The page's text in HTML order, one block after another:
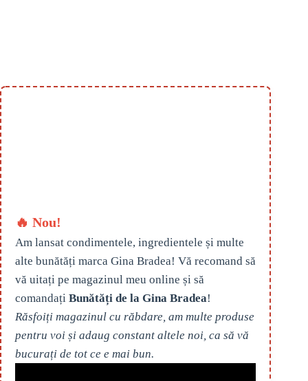
🔥 Nou!
Am lansat condimentele, ingredientele și multe
alte bunătăți marca Gina Bradea! Vă recomand să
vă uitați pe magazinul meu online și să
comandați Bunătăți de la Gina Bradea!
Răsfoiți magazinul cu răbdare, am multe produse
pentru voi și adaug constant altele noi, ca să vă
bucurați de tot ce e mai bun.